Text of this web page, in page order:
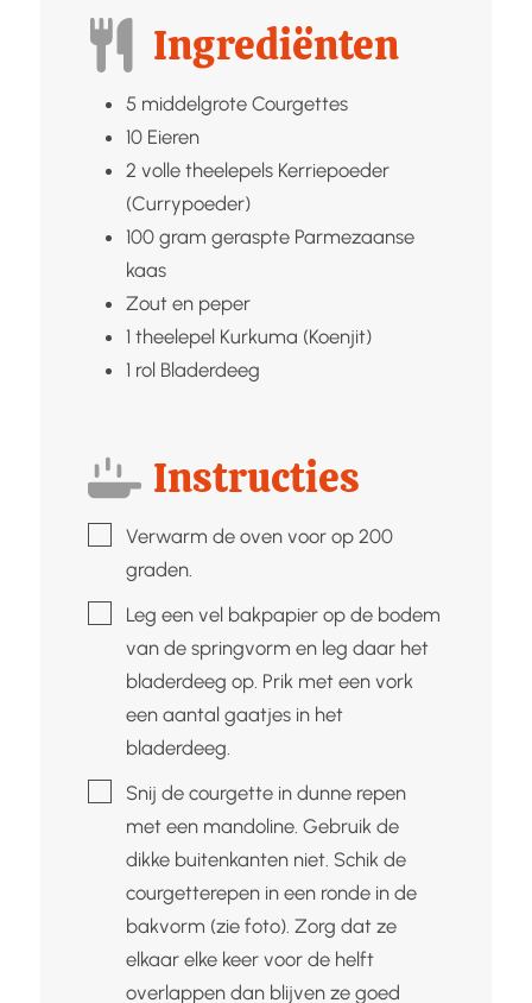
Ingrediënten
5 middelgrote Courgettes
10 Eieren
2 volle theelepels Kerriepoeder
(Currypoeder)
100 gram geraspte Parmezaanse
kaas
Zout en peper
1 theelepel Kurkuma (Koenjit)
1 rol Bladerdeeg
Instructies
▢Verwarm de oven voor op 200
graden.
▢Leg een vel bakpapier op de bodem
van de springvorm en leg daar het
bladerdeeg op. Prik met een vork
een aantal gaatjes in het
bladerdeeg.
▢Snij de courgette in dunne repen
met een mandoline. Gebruik de
dikke buitenkanten niet. Schik de
courgetterepen in een ronde in de
bakvorm (zie foto). Zorg dat ze
elkaar elke keer voor de helft
overlappen dan blijven ze goed